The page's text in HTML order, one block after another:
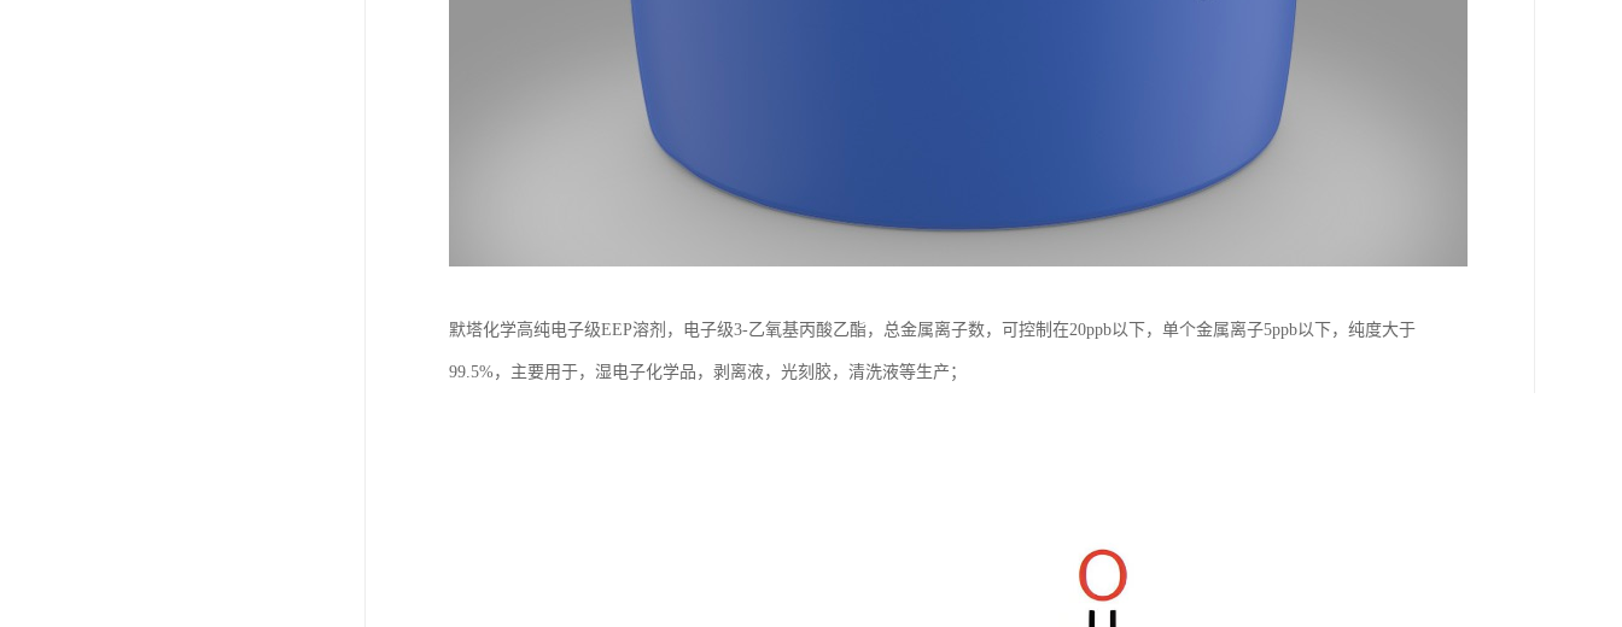
默塔化学高纯电子级EEP溶剂，电子级3-乙氧基丙酸乙酯，总金属离子数，可控制在20ppb以下，单个金属离子5ppb以下，纯度大于
99.5%，主要用于，湿电子化学品，剥离液，光刻胶，清洗液等生产；